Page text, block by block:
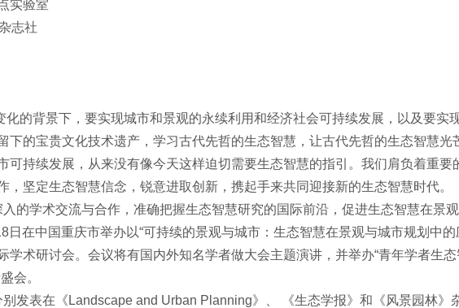
实验室
志社
的背景下，要实现城市和景观的永续利用和经济社会可持续发展，以及要实
下的宝贵文化技术遗产，学习古代先哲的生态智慧，让古代先哲的生态智慧光
可持续发展，从来没有像今天这样迫切需要生态智慧的指引。我们肩负着重要
，坚定生态智慧信念，锐意进取创新，携起手来共同迎接新的生态智慧时代。
的学术交流与合作，准确把握生态智慧研究的国际前沿，促进生态智慧在景
在中国重庆市举办以“可持续的景观与城市：生态智慧在景观与城市规划中的
学术研讨会。会议将有国内外知名学者做大会主题演讲，并举办“青年学者生
会。
发表在《 Landscape and Urban Planning》、 《生态学报》和《风景园林》